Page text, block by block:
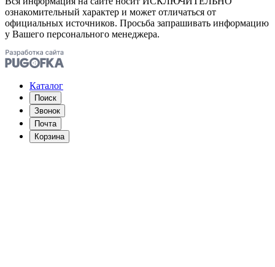
ознакомительный характер и может отличаться от
официальных источников. Просьба запрашивать информацию
у Вашего персонального менеджера.
Каталог
Поиск
Звонок
Почта
Корзина